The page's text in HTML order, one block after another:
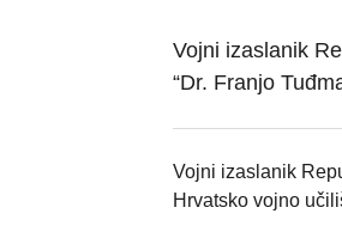
Vojni izaslanik
“Dr. Franjo
Vojni izaslanik
Hrvatsko vojno